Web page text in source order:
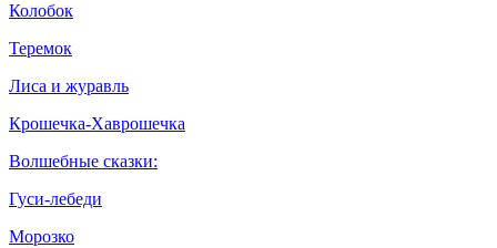
Колобок
Теремок
Лиса и журавль
Крошечка-Хаврошечка
Волшебные сказки:
Гуси-лебеди
Морозко